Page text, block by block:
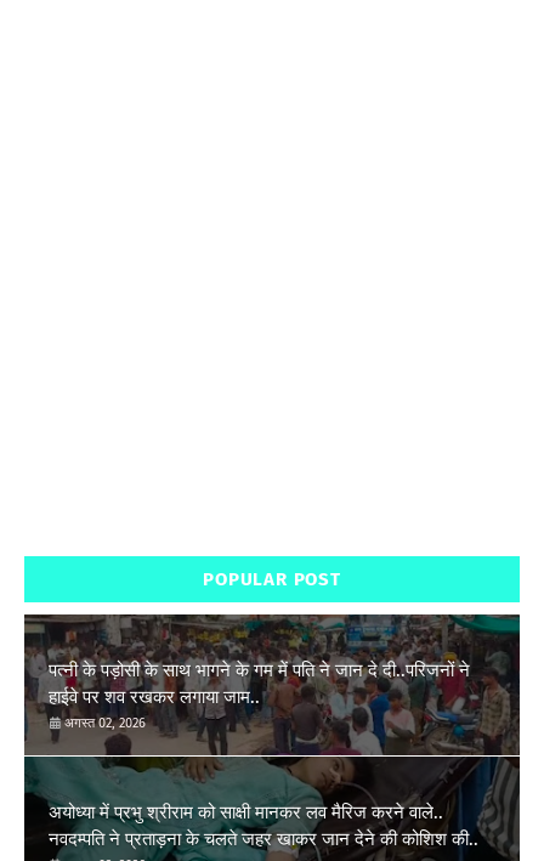
POPULAR POST
पत्नी के पड़ोसी के साथ भागने के गम में पति ने जान दे दी..परिजनों ने
हाईवे पर शव रखकर लगाया जाम..
अगस्त 02, 2026
अयोध्या में प्रभु श्रीराम को साक्षी मानकर लव मैरिज करने वाले..
नवदम्पति ने प्रताड़ना के चलते जहर खाकर जान देने की कोशिश की..